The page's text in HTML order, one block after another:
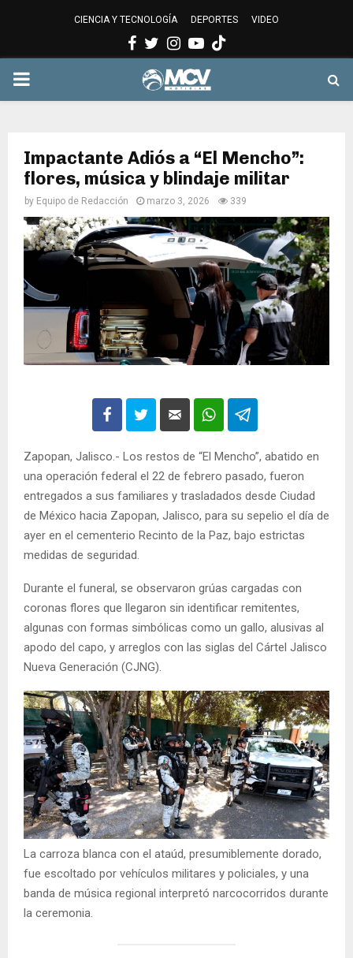
CIENCIA Y TECNOLOGÍA DEPORTES VIDEO
Facebook
Twitter
Instagram
Youtube
PRIMARY
Impactante Adiós a “El Mencho”:
flores, música y blindaje militar
by Equipo de Redacción marzo 3, 2026 339
Zapopan, Jalisco.- Los restos de “El Mencho”, abatido en
una operación federal el 22 de febrero pasado, fueron
entregados a sus familiares y trasladados desde Ciudad
de México hacia Zapopan, Jalisco, para su sepelio el día de
ayer en el cementerio Recinto de la Paz, bajo estrictas
medidas de seguridad.
Durante el funeral, se observaron grúas cargadas con
coronas flores que llegaron sin identificar remitentes,
algunas con formas simbólicas como un gallo, alusivas al
apodo del capo, y arreglos con las siglas del Cártel Jalisco
Nueva Generación (CJNG).
La carroza blanca con el ataúd, presumiblemente dorado,
fue escoltado por vehículos militares y policiales, y una
banda de música regional interpretó narcocorridos durante
la ceremonia.